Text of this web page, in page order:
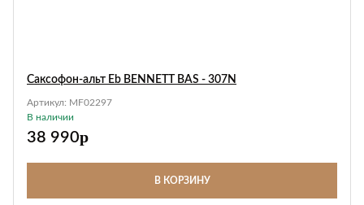
Саксофон-альт Eb BENNETT BAS - 307N
Артикул: MF02297
В наличии
38 990p
В КОРЗИНУ